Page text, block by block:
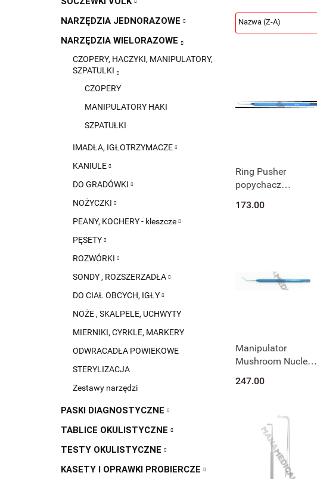
NARZĘDZIA JEDNORAZOWE
NARZĘDZIA WIELORAZOWE
CZOPERY, HACZYKI, MANIPULATORY,
SZPATULKI
CZOPERY
MANIPULATORY HAKI
SZPATUŁKI
IMADŁA, IGŁOTRZYMACZE
KANIULE
DO GRADÓWKI
NOŻYCZKI
PEANY, KOCHERY - kleszcze
PĘSETY
ROZWÓRKI
SONDY , ROZSZERZADŁA
DO CIAŁ OBCYCH, IGŁY
NOŻE , SKALPELE, UCHWYTY
MIERNIKI, CYRKLE, MARKERY
ODWRACADŁA POWIEKOWE
STERYLIZACJA
Zestawy narzędzi
PASKI DIAGNOSTYCZNE
TABLICE OKULISTYCZNE
TESTY OKULISTYCZNE
KASETY I OPRAWKI PROBIERCZE
Ring Pusher
popychacz
009
173.00
Manipulator
Mushroom Nucleus
247.00